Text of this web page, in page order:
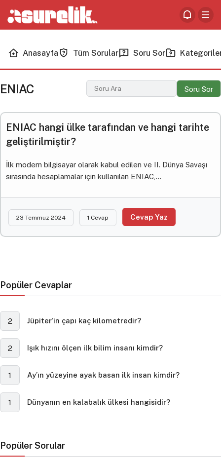
Anasayfa Tüm Sorular Soru Sor
ENIAC Soru Sor
ENIAC hangi ülke tarafından ve hangi tarihte
geliştirilmiştir?
İlk modern bilgisayar olarak kabul edilen ve II. Dünya Savaşı
sırasında hesaplamalar için kullanılan ENIAC,...
23 Temmuz 2024 1 Cevap Cevap Yaz
Popüler Cevaplar
2 Jüpiter’in çapı kaç kilometredir?
2 Işık hızını ölçen ilk bilim insanı kimdir?
1 Ay’ın yüzeyine ayak basan ilk insan kimdir?
1 Dünyanın en kalabalık ülkesi hangisidir?
Popüler Sorular